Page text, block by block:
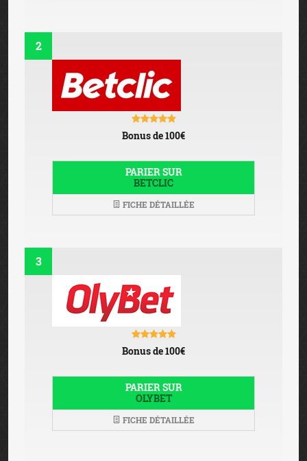
2
Bonus de 100€
PARIER SUR
BETCLIC
FICHE DÉTAILLÉE
3
Bonus de 100€
PARIER SUR
OLYBET
FICHE DÉTAILLÉE